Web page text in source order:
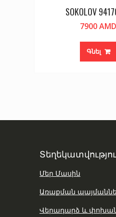
SOKOLOV
7900AMD
Գնել
Մեր Մասին
Առաքման
Վերադարձ և